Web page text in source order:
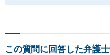
この質問に回答した弁護士